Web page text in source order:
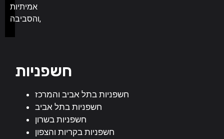
אמיתיות
והסביבה,
חשפניות
חשפניות בתל אביב והמרכז
חשפניות בתל אביב
חשפניות בשרון
חשפניות בקריות והצפון